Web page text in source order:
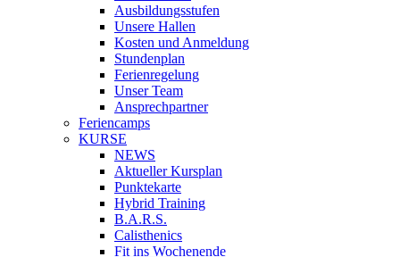
Ausbildungsstufen
Unsere Hallen
Kosten und Anmeldung
Stundenplan
Ferienregelung
Unser Team
Ansprechpartner
Feriencamps
KURSE
NEWS
Aktueller Kursplan
Punktekarte
Hybrid Training
B.A.R.S.
Calisthenics
Fit ins Wochenende